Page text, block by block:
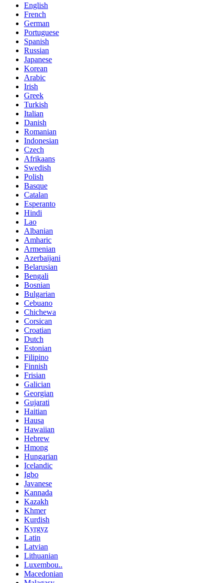
English
French
German
Portuguese
Spanish
Russian
Japanese
Korean
Arabic
Irish
Greek
Turkish
Italian
Danish
Romanian
Indonesian
Czech
Afrikaans
Swedish
Polish
Basque
Catalan
Esperanto
Hindi
Lao
Albanian
Amharic
Armenian
Azerbaijani
Belarusian
Bengali
Bosnian
Bulgarian
Cebuano
Chichewa
Corsican
Croatian
Dutch
Estonian
Filipino
Finnish
Frisian
Galician
Georgian
Gujarati
Haitian
Hausa
Hawaiian
Hebrew
Hmong
Hungarian
Icelandic
Igbo
Javanese
Kannada
Kazakh
Khmer
Kurdish
Kyrgyz
Latin
Latvian
Lithuanian
Luxembou..
Macedonian